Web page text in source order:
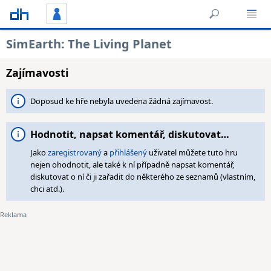
SimEarth: The Living Planet
Zajímavosti
Doposud ke hře nebyla uvedena žádná zajímavost.
Hodnotit, napsat komentář, diskutovat…
Jakozaregistrovanýa přihlášený uživatel můžete tuto hru
nejen ohodnotit, ale také k ní případně napsat komentář,
diskutovat o ní či ji zařadit do některého ze seznamů (vlastním,
chci atd.).